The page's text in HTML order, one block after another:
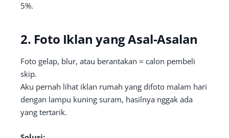
5%.
2. Foto Iklan yang Asal-Asalan
Foto gelap, blur, atau berantakan = calon pembeli
skip.
Aku pernah lihat iklan rumah yang difoto malam hari
dengan lampu kuning suram, hasilnya nggak ada
yang tertarik.